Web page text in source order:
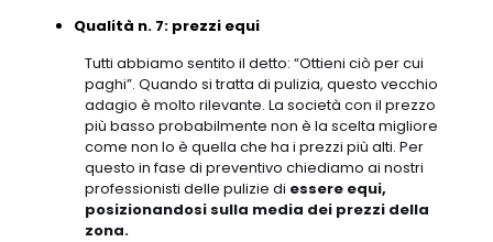
Qualità n. 7: prezzi equi
Tutti abbiamo sentito il detto: “Ottieni ciò per cui
paghi”. Quando si tratta di pulizia, questo vecchio
adagio è molto rilevante. La società con il prezzo
più basso probabilmente non è la scelta migliore
come non lo è quella che ha i prezzi più alti. Per
questo in fase di preventivo chiediamo ai nostri
professionisti delle pulizie di essere equi,
posizionandosi sulla media dei prezzi della
zona.